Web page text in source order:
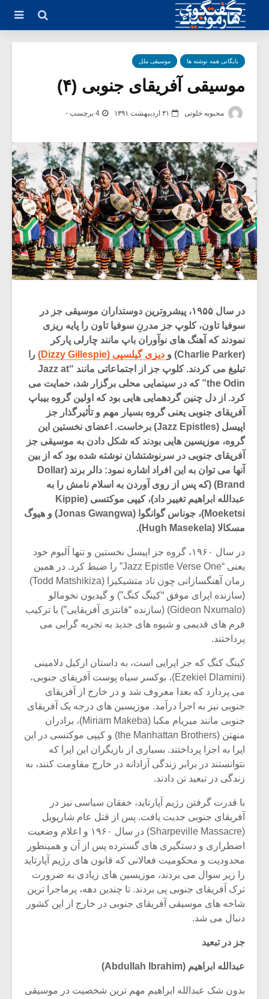
بایگانی همه نوشته ها موسیقی ملل
موسیقی آفریقای جنوبی (۴)
محبوبه خلوتی ۳۱ اردیبهشت ۱۳۹۱ 4 برچسب -
در سال ۱۹۵۵، پیشروترین دوستداران موسیقی جز در
سوفیا تاون، کلوپ جز مدرنِ سوفیا تاون را پایه ریزی
نمودند که آهنگ های نوآوران باپ مانند چارلی پارکر
(Charlie Parker) و
دیزی گیلسپی (Dizzy Gillespie)
را
تبلیغ می کردند. کلوپ جز از اجتماعاتی مانند “Jazz at
the Odin” که در سینمایی محلی برگزار شد، حمایت می
کرد. از دل چنین گردهمایی هایی بود که اولین گروه بیباپ
آفریقای جنوبی یعنی گروه بسیار مهم و تأثیرگذار جز
اپیسل (Jazz Epistles) برخاست. اعضای نخستین این
گروه، موزیسین هایی بودند که شکل دادن به موسیقی جز
آفریقای جنوبی در سرنوشتشان نوشته شده بود که از بین
آنها می توان به این افراد اشاره نمود: دالر برند (Dollar
Brand) (که پس از روی آوردن به اسلام نامش را به
عبدالله ابراهیم تغییر داد)، کیپی موکتسی (Kippie
Moeketsi)، جوناس گوانگوا (Jonas Gwangwa) و هیوگ
مسکالا (Hugh Masekela).
در سال ۱۹۶۰، گروه جز اپیسل نخستین و تنها آلبوم خود
یعنی “Jazz Epistle Verse One” را ضبط کرد. در همین
زمان آهنگسازانی چون تاد متشیکیزا (Todd Matshikiza)
(سازنده اپرای موفق “کینگ کنگ”) و گیدیون نخومالو
(Gideon Nxumalo) (سازنده “فانتزی آفریقایی”) با ترکیب
فرم های قدیمی و شیوه های جدید به تجربه گرایی می
پرداختند.
کینگ کنگ که جز اپرایی است، به داستان ازکیل دلامینی
(Ezekiel Dlamini)، بوکسر سیاه پوست آفریقای جنوبی،
می پردازد که بعدا معروف شد و در خارج از آفریقای
جنوبی نیز به اجرا درآمد. موزیسین های درجه یک آفریقای
جنوبی مانند میریام مکبا (Miriam Makeba)، برادران
منهتن (the Manhattan Brothers) و کیپی موکتسی در این
اپرا به اجرا پرداختند. بسیاری از بازیگران این اپرا که
نتوانستند در برابر زندگی آزادانه در خارج مقاومت کنند، به
زندگی در تبعید تن دادند.
با قدرت گرفتن رژیم آپارتاید، خفقان سیاسی نیز در
آفریقای جنوبی جدیت یافت. پس از قتل عام شارپویل
(Sharpeville Massacre) در سال ۱۹۶۰ و اعلام وضعیت
اضطراری و دستگیری های گسترده پس از آن و همینطور
محدودیت و محکومیت فعالانی که قانون های رژیم آپارتاید
را زیر سوال می بردند، موزیسین های زیادی به ضرورت
ترک آفریقای جنوبی پی بردند. تا چندین دهه، پرماجرا ترین
شاخه های موسیقی آفریقای جنوبی در خارج از این کشور
دنبال می شد.
جز در تبعید
عبدالله ابراهیم (Abdullah Ibrahim)
بدون شک عبدالله ابراهیم مهم ترین شخصیت در موسیقی
میکلوش روژا
یادداشتی بر موسیقی
متن فیلم «متری
شیش و نیم»
اگر نمی توانی
مشهورترین باشی،
بدنام ترین باش
سکانسی
موسیقی